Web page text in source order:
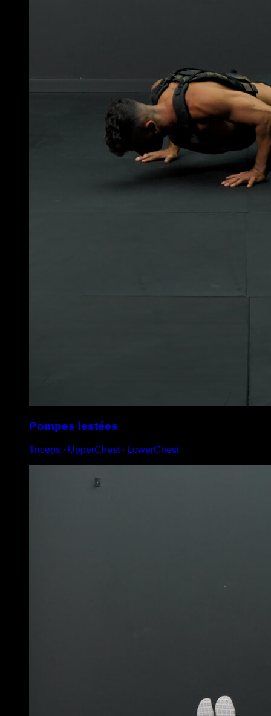
Pompes lestées
Triceps ∙ UpperChest ∙ LowerChest